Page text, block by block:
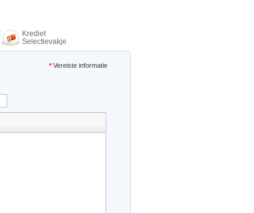
Krediet
Selectievakje
Vereiste informatie